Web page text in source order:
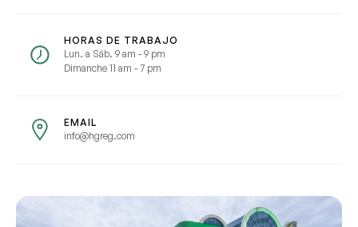
HORAS DE TRABAJO
Lun. a Sáb. 9 am - 9 pm
Dimanche 11 am - 7 pm
EMAIL
info@hgreg.com
Describe cómo reproducir el problema.
URL de la página
Comparte un enlace a una captura de pantalla o un vídeo
que muestre el problema (opcional). Puedes subir el